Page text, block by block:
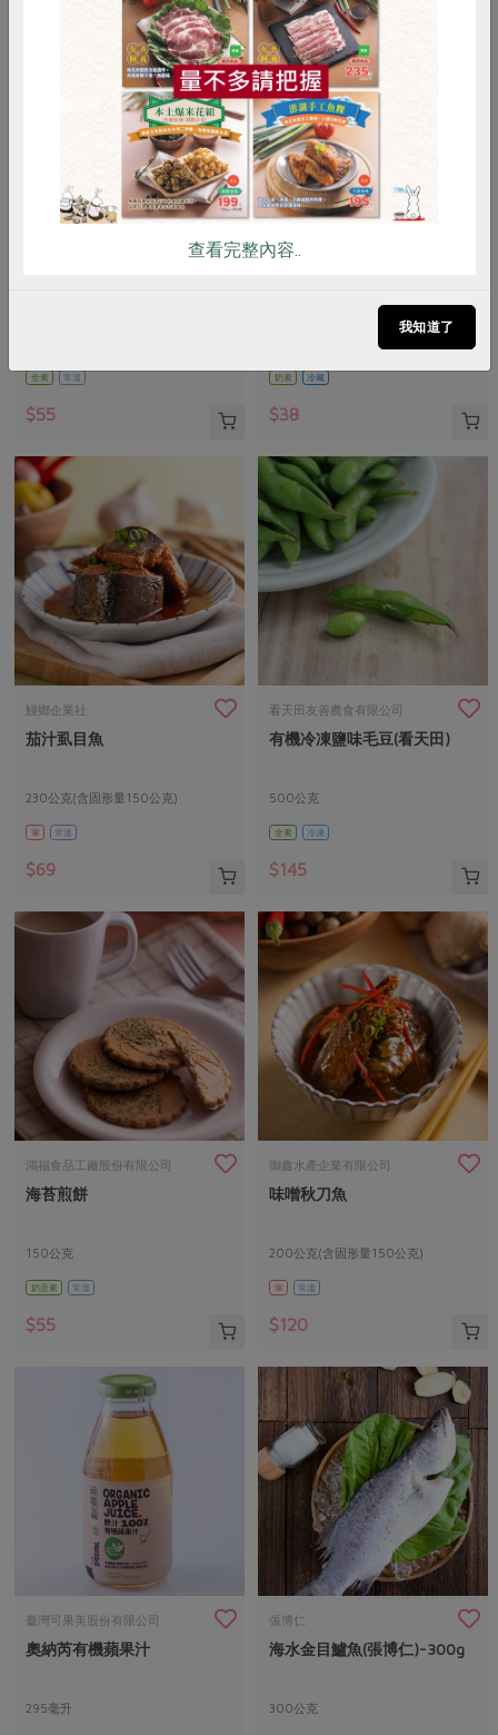
全素 常溫
$55
隆昌食品有限公司
奶素 冷藏
$38
鰻鄉企業社
茄汁虱目魚
230公克(含固形量150公克)
葷 常溫
$69
看天田友善農食有限公司
有機冷凍鹽味毛豆(看天田)
500公克
全素 冷凍
$145
鴻福食品工廠股份有限公司
海苔煎餅
150公克
奶蛋素 常溫
$55
御鑫水產企業有限公司
味噌秋刀魚
200公克(含固形量150公克)
葷 常溫
$120
臺灣可果美股份有限公司
奧納芮有機蘋果汁
295毫升
張博仁
海水金目鱸魚(張博仁)-300g
300公克
RPET 食譜 減硝酸鹽
雞蛋 食安 共同購買
查看完整內容..
我知道了